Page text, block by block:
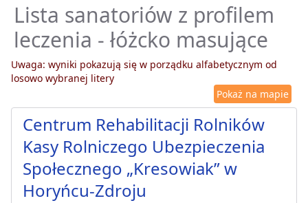
Lista sanatoriów z profilem
leczenia - łóżcko masujące
Uwaga: wyniki pokazują się w porządku alfabetycznym od
losowo wybranej litery
Pokaż na mapie
Centrum Rehabilitacji Rolników
Kasy Rolniczego Ubezpieczenia
Społecznego „Kresowiak” w
Horyńcu-Zdroju